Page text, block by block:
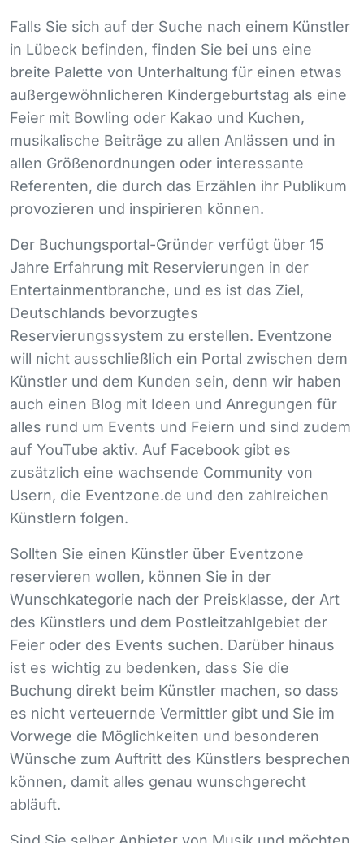
Falls Sie sich auf der Suche nach einem Künstler
in Lübeck befinden, finden Sie bei uns eine
breite Palette von Unterhaltung für einen etwas
außergewöhnlicheren Kindergeburtstag als eine
Feier mit Bowling oder Kakao und Kuchen,
musikalische Beiträge zu allen Anlässen und in
allen Größenordnungen oder interessante
Referenten, die durch das Erzählen ihr Publikum
provozieren und inspirieren können.
Der Buchungsportal-Gründer verfügt über 15
Jahre Erfahrung mit Reservierungen in der
Entertainmentbranche, und es ist das Ziel,
Deutschlands bevorzugtes
Reservierungssystem zu erstellen. Eventzone
will nicht ausschließlich ein Portal zwischen dem
Künstler und dem Kunden sein, denn wir haben
auch einen Blog mit Ideen und Anregungen für
alles rund um Events und Feiern und sind zudem
auf YouTube aktiv. Auf Facebook gibt es
zusätzlich eine wachsende Community von
Usern, die Eventzone.de und den zahlreichen
Künstlern folgen.
Sollten Sie einen Künstler über Eventzone
reservieren wollen, können Sie in der
Wunschkategorie nach der Preisklasse, der Art
des Künstlers und dem Postleitzahlgebiet der
Feier oder des Events suchen. Darüber hinaus
ist es wichtig zu bedenken, dass Sie die
Buchung direkt beim Künstler machen, so dass
es nicht verteuernde Vermittler gibt und Sie im
Vorwege die Möglichkeiten und besonderen
Wünsche zum Auftritt des Künstlers besprechen
können, damit alles genau wunschgerecht
abläuft.